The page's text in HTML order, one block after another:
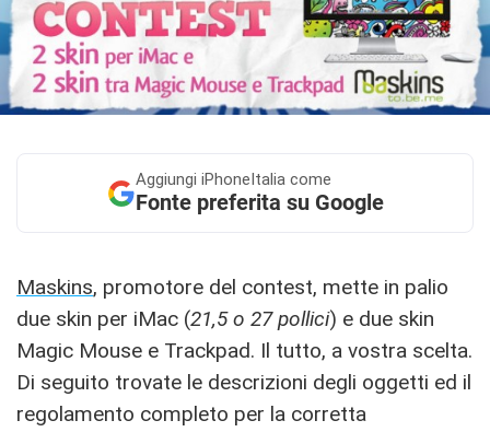
Aggiungi iPhoneItalia come
Fonte preferita su Google
Maskins, promotore del contest, mette in palio
due skin per iMac (21,5 o 27 pollici) e due skin
Magic Mouse e Trackpad. Il tutto, a vostra scelta.
Di seguito trovate le descrizioni degli oggetti ed il
regolamento completo per la corretta